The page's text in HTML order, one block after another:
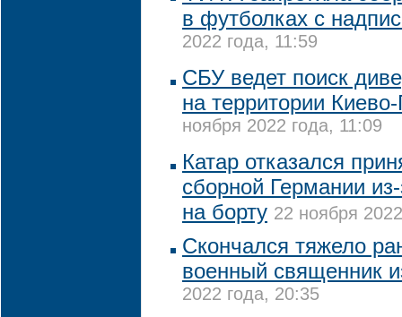
в футболках с
2022 года, 11:59
СБУ ведет поиск
на территории
ноября 2022 года, 11:09
Катар отказался
сборной Германии
на борту 22 ноября
Скончался тяжело
военный священник
2022 года, 20:35